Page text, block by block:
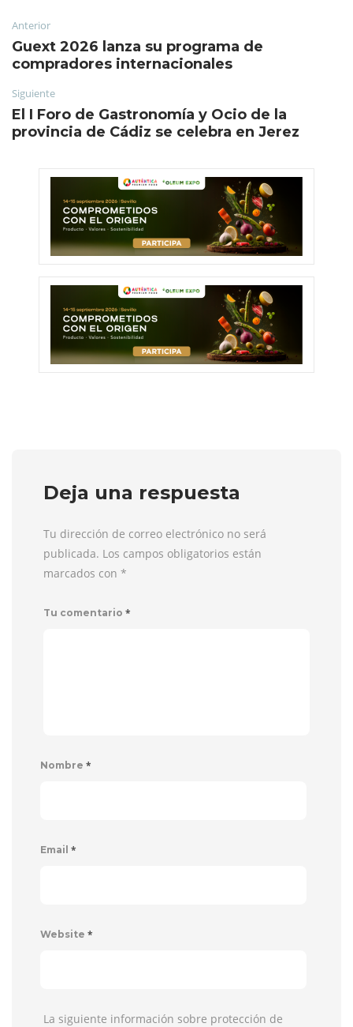
Anterior
Guext 2026 lanza su programa de
compradores internacionales
Siguiente
El I Foro de Gastronomía y Ocio de la
provincia de Cádiz se celebra en Jerez
Deja una respuesta
Tu dirección de correo electrónico no será
publicada. Los campos obligatorios están
marcados con *
Tu comentario *
Nombre *
Email *
Website *
La siguiente información sobre protección de